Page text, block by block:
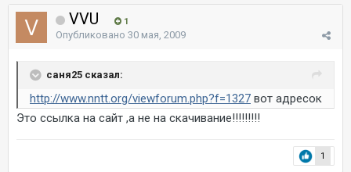
VVU 1
Опубликовано 30 мая, 2009
саня25 сказал:
http://www.nntt.org/viewforum.php?f=1327 вот адресок
Это ссылка на сайт ,а не на скачивание!!!!!!!!!
1